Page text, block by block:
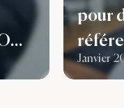
pour
Janvier